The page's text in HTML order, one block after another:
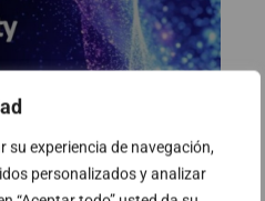
su experiencia de navegación,
personalizados y analizar